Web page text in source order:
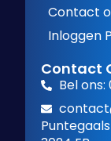
Contact
Inloggen
Contact
Bel ons: